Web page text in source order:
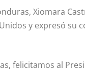
Xiomara
y expresó su
felicitamos al